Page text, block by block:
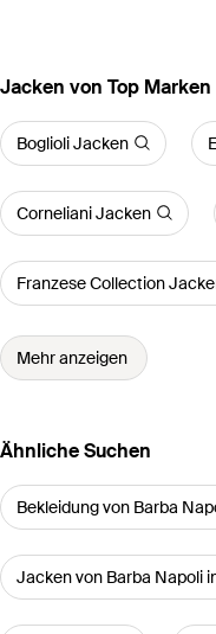
Jacken von Top Marken
Boglioli Jacken
Corneliani Jacken
Franzese Collection
Mehr anzeigen
Ähnliche Suchen
Bekleidung von Barba
Jacken von Barba Napoli